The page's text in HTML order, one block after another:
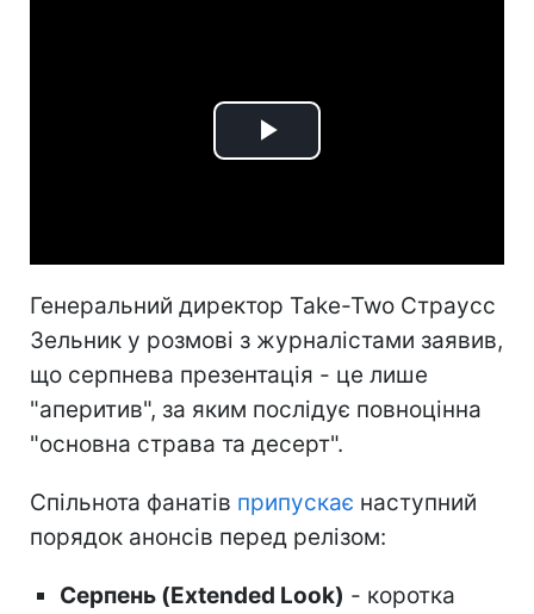
Play
Генеральний директор Take-Two Страусс
Зельник у розмові з журналістами заявив,
що серпнева презентація - це лише
"аперитив", за яким послідує повноцінна
"основна страва та десерт".
Спільнота фанатів припускає наступний
порядок анонсів перед релізом:
Серпень (Extended Look) - коротка